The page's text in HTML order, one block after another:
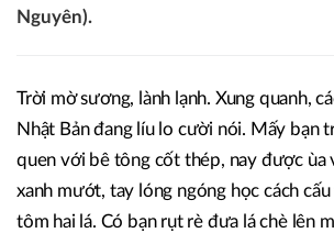
Nguyên).
Trời mờ sương, lành lạnh. Xung quanh,
Nhật Bản đang líu lo cười nói. Mấy bạn
quen với bê tông cốt thép, nay được ùa
xanh mướt, tay lóng ngóng học cách
tôm hai lá. Có bạn rụt rè đưa lá chè lên